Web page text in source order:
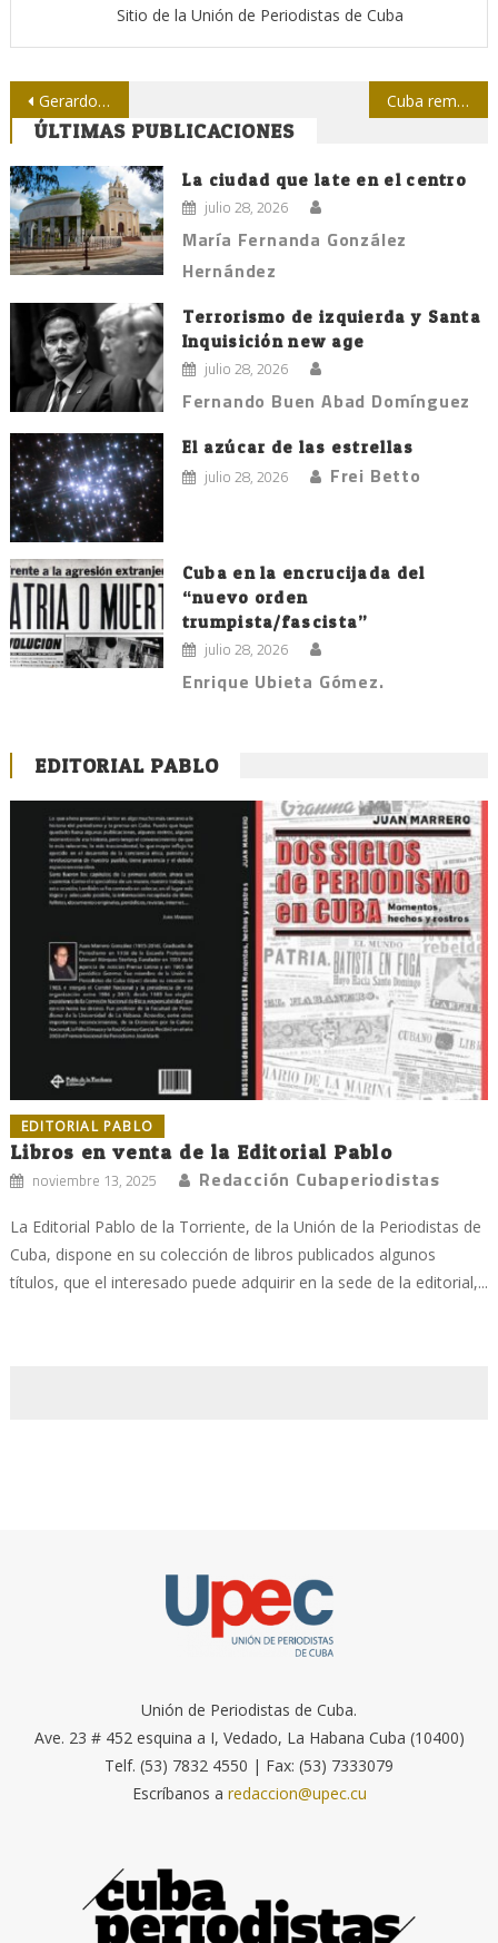
Sitio de la Unión de Periodistas de Cuba
Navegación
de
entradas
Gerardo y la caricatura más esperada Cuba rememora los 150 años de las lecturas de tabaquerías
ÚLTIMAS PUBLICACIONES
La ciudad que late en el centro
julio 28, 2026
María Fernanda González
Hernández
Terrorismo de izquierda y Santa
Inquisición new age
julio 28, 2026
Fernando Buen Abad Domínguez
El azúcar de las estrellas
julio 28, 2026 Frei Betto
Cuba en la encrucijada del
“nuevo orden
trumpista/fascista”
julio 28, 2026
Enrique Ubieta Gómez.
EDITORIAL PABLO
EDITORIAL PABLO
Libros en venta de la Editorial Pablo
noviembre 13, 2025 Redacción Cubaperiodistas
La Editorial Pablo de la Torriente, de la Unión de la Periodistas de
Cuba, dispone en su colección de libros publicados algunos
títulos, que el interesado puede adquirir en la sede de la editorial,...
Unión de Periodistas de Cuba.
Ave. 23 # 452 esquina a I, Vedado, La Habana Cuba (10400)
Telf. (53) 7832 4550 | Fax: (53) 7333079
Escríbanos a redaccion@upec.cu